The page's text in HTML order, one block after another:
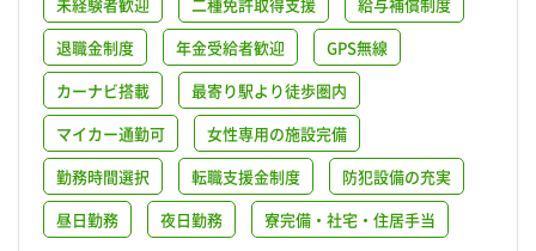
退職金制度
年金受給者歓迎
GPS無線
カーナビ搭載
最寄り駅より徒歩圏内
マイカー通勤可
女性専用の施設完備
勤務時間選択
転職支援金制度
防犯設備の充実
昼日勤務
夜日勤務 寮完備・社宅・住居手当